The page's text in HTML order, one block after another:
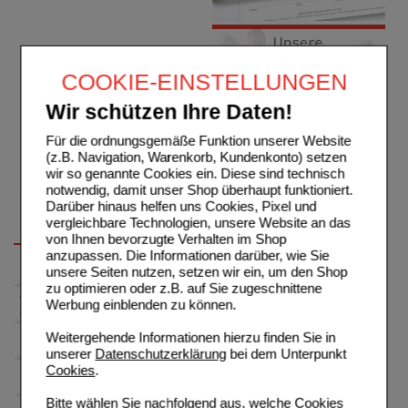
COOKIE-EINSTELLUNGEN
Wir schützen Ihre Daten!
Für die ordnungsgemäße Funktion unserer Website
(z.B. Navigation, Warenkorb, Kundenkonto) setzen
wir so genannte Cookies ein. Diese sind technisch
notwendig, damit unser Shop überhaupt funktioniert.
Darüber hinaus helfen uns Cookies, Pixel und
vergleichbare Technologien, unsere Website an das
von Ihnen bevorzugte Verhalten im Shop
anzupassen. Die Informationen darüber, wie Sie
unsere Seiten nutzen, setzen wir ein, um den Shop
zu optimieren oder z.B. auf Sie zugeschnittene
Werbung einblenden zu können.
Weitergehende Informationen hierzu finden Sie in
unserer Datenschutzerklärungbei dem Unterpunkt
Cookies.
Bitte wählen Sie nachfolgend aus, welche Cookies